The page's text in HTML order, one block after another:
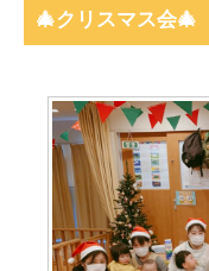
🎄クリスマス会🎄